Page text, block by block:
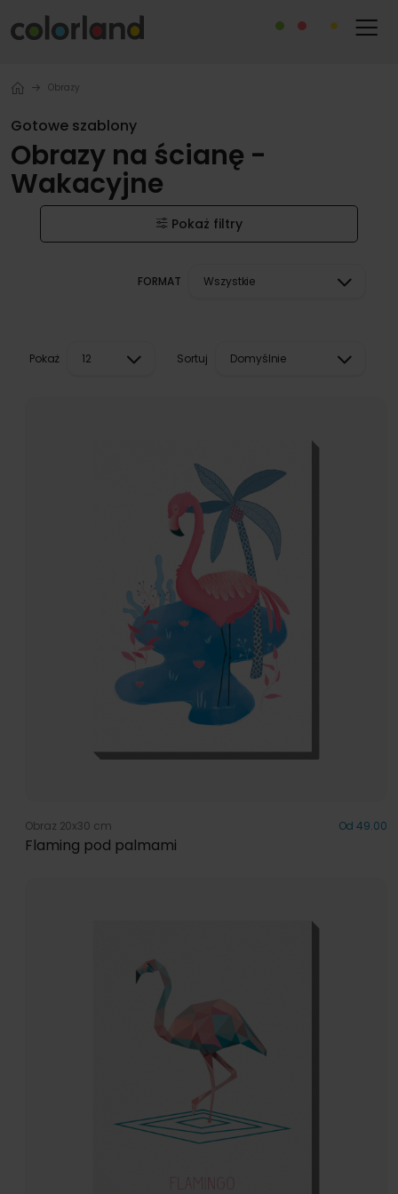
Obrazy
Gotowe szablony
Obrazy na ścianę -
Wakacyjne
Pokaż filtry
FORMAT Wszystkie
Pokaż 12 Sortuj Domyślnie
Obraz 20x30 cm Od 49.00
Flaming pod palmami